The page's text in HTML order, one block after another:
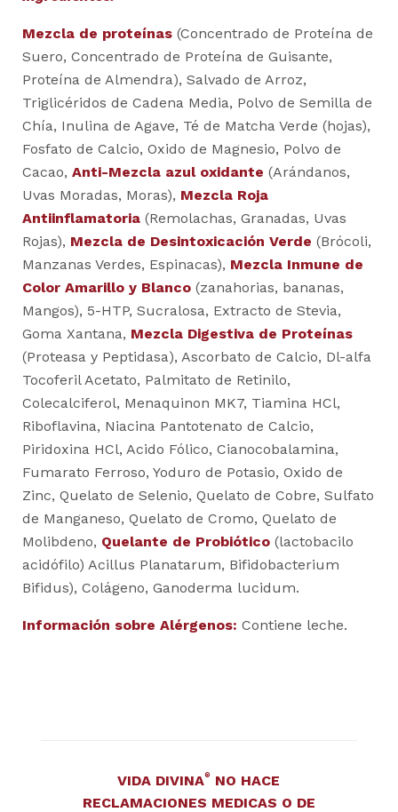
Mezcla de proteínas (Concentrado de Proteína de
Suero, Concentrado de Proteína de Guisante,
Proteína de Almendra), Salvado de Arroz,
Triglicéridos de Cadena Media, Polvo de Semilla de
Chía, Inulina de Agave, Té de Matcha Verde (hojas),
Fosfato de Calcio, Oxido de Magnesio, Polvo de
Cacao, Anti-Mezcla azul oxidante (Arándanos,
Uvas Moradas, Moras), Mezcla Roja
Antiinflamatoria (Remolachas, Granadas, Uvas
Rojas), Mezcla de Desintoxicación Verde (Brócoli,
Manzanas Verdes, Espinacas), Mezcla Inmune de
Color Amarillo y Blanco (zanahorias, bananas,
Mangos), 5-HTP, Sucralosa, Extracto de Stevia,
Goma Xantana, Mezcla Digestiva de Proteínas
(Proteasa y Peptidasa), Ascorbato de Calcio, Dl-alfa
Tocoferil Acetato, Palmitato de Retinilo,
Colecalciferol, Menaquinon MK7, Tiamina HCl,
Riboflavina, Niacina Pantotenato de Calcio,
Piridoxina HCl, Acido Fólico, Cianocobalamina,
Fumarato Ferroso, Yoduro de Potasio, Oxido de
Zinc, Quelato de Selenio, Quelato de Cobre, Sulfato
de Manganeso, Quelato de Cromo, Quelato de
Molibdeno, Quelante de Probiótico (lactobacilo
acidófilo) Acillus Planatarum, Bifidobacterium
Bifidus), Colágeno, Ganoderma lucidum.
Información sobre Alérgenos: Contiene leche.
VIDA DIVINA®
NO HACE
RECLAMACIONES MEDICAS O DE